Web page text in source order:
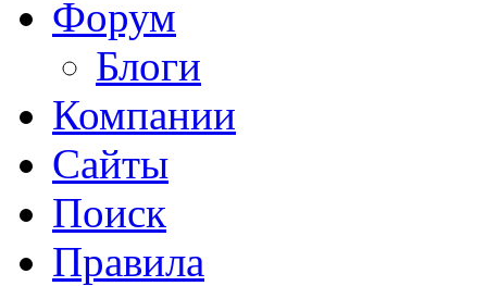
Форум
Блоги
Компании
Сайты
Поиск
Правила